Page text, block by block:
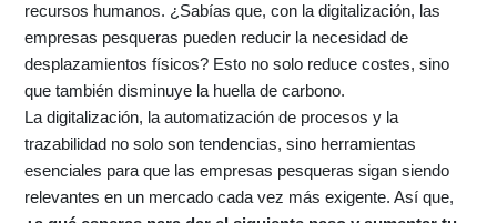
recursos humanos. ¿Sabías que, con la digitalización, las
empresas pesqueras pueden reducir la necesidad de
desplazamientos físicos? Esto no solo reduce costes, sino
que también disminuye la huella de carbono.
La digitalización, la automatización de procesos y la
trazabilidad no solo son tendencias, sino herramientas
esenciales para que las empresas pesqueras sigan siendo
relevantes en un mercado cada vez más exigente. Así que,